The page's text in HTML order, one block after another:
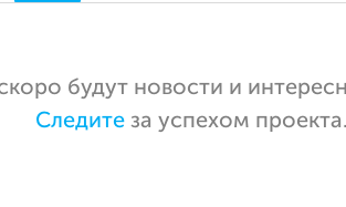
будут новости и
Следите за успехом